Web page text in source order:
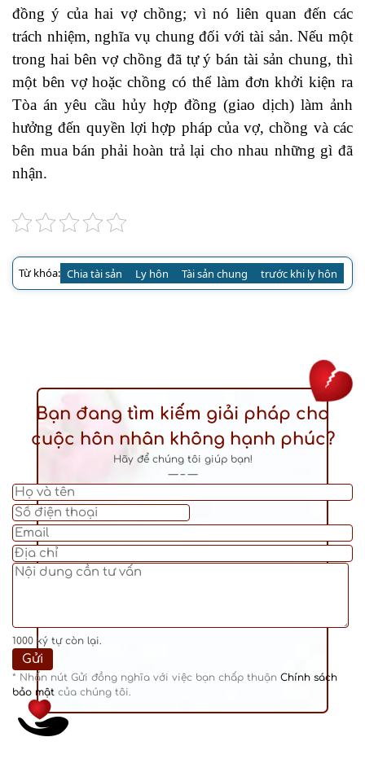
đồng ý của hai vợ chồng; vì nó liên quan đến các
trách nhiệm, nghĩa vụ chung đối với tài sản. Nếu một
trong hai bên vợ chồng đã tự ý bán tài sản chung, thì
một bên vợ hoặc chồng có thể làm đơn khởi kiện ra
Tòa án yêu cầu hủy hợp đồng (giao dịch) làm ảnh
hưởng đến quyền lợi hợp pháp của vợ, chồng và các
bên mua bán phải hoàn trả lại cho nhau những gì đã
nhận.
Từ khóa: Chia tài sản Ly hôn Tài sản chung trước khi ly hôn
Bạn đang tìm kiếm giải pháp cho
cuộc hôn nhân không hạnh phúc?
Hãy để chúng tôi giúp bạn!
— – —
1000 ký tự còn lại.
* Nhấn nút Gửi đồng nghĩa với việc bạn chấp thuận Chính sách
bảo mật của chúng tôi.